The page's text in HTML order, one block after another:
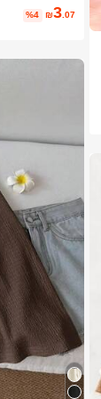
₪3.07
%4